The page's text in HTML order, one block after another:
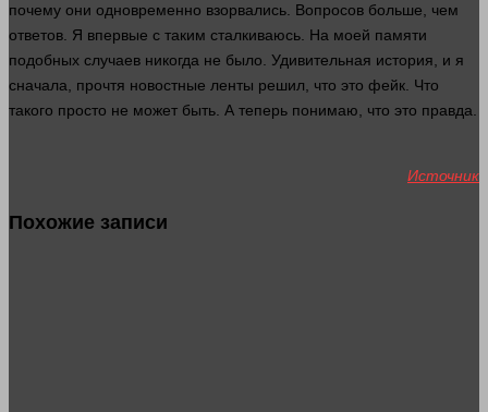
почему они одновременно взорвались. Вопросов больше , чем
ответов. Я впервые с таким сталкиваюсь. На моей памяти
подобных случаев никогда не было. Удивительная история, и я
сначала, прочтя новостные ленты решил , что это фейк. Что
такого просто не может быть. А теперь понимаю, что это правда
Источник
Похожие записи